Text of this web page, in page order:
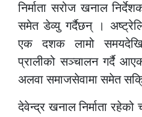
निर्माता सरोज खनाल
समेत डेव्यु गर्दैछन् ।
एक दशक लामो
प्रालीको सञ्चालन गर्दै
अलवा समाजसेवामा समेत
देवेन्द्र खनाल निर्माता